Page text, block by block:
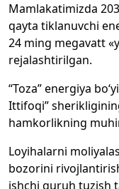
Mamlakatimizda
qayta tiklanuvchi
24 ming megavatt
rejalashtirilgan.
“Toza” energiya
Ittifoqi”
hamkorlikning
Loyihalarni
bozorini
ishchi guruh tuzish